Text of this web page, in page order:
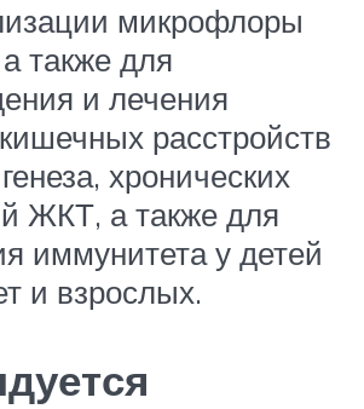
микрофлоры
также для
и лечения
расстройств
хронических
ЖКТ, а также для
иммунитета у детей
и взрослых.